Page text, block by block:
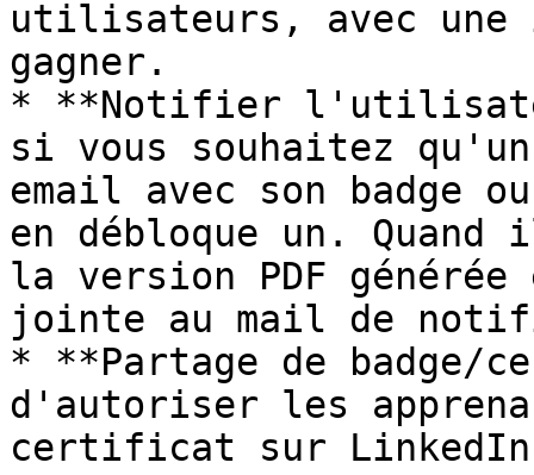
utilisateurs, avec une
gagner.
* **Notifier
si vous souhaitez
email avec son
en débloque un.
la version PDF
jointe au mail de
* **Partage de
d'autoriser les
certificat sur